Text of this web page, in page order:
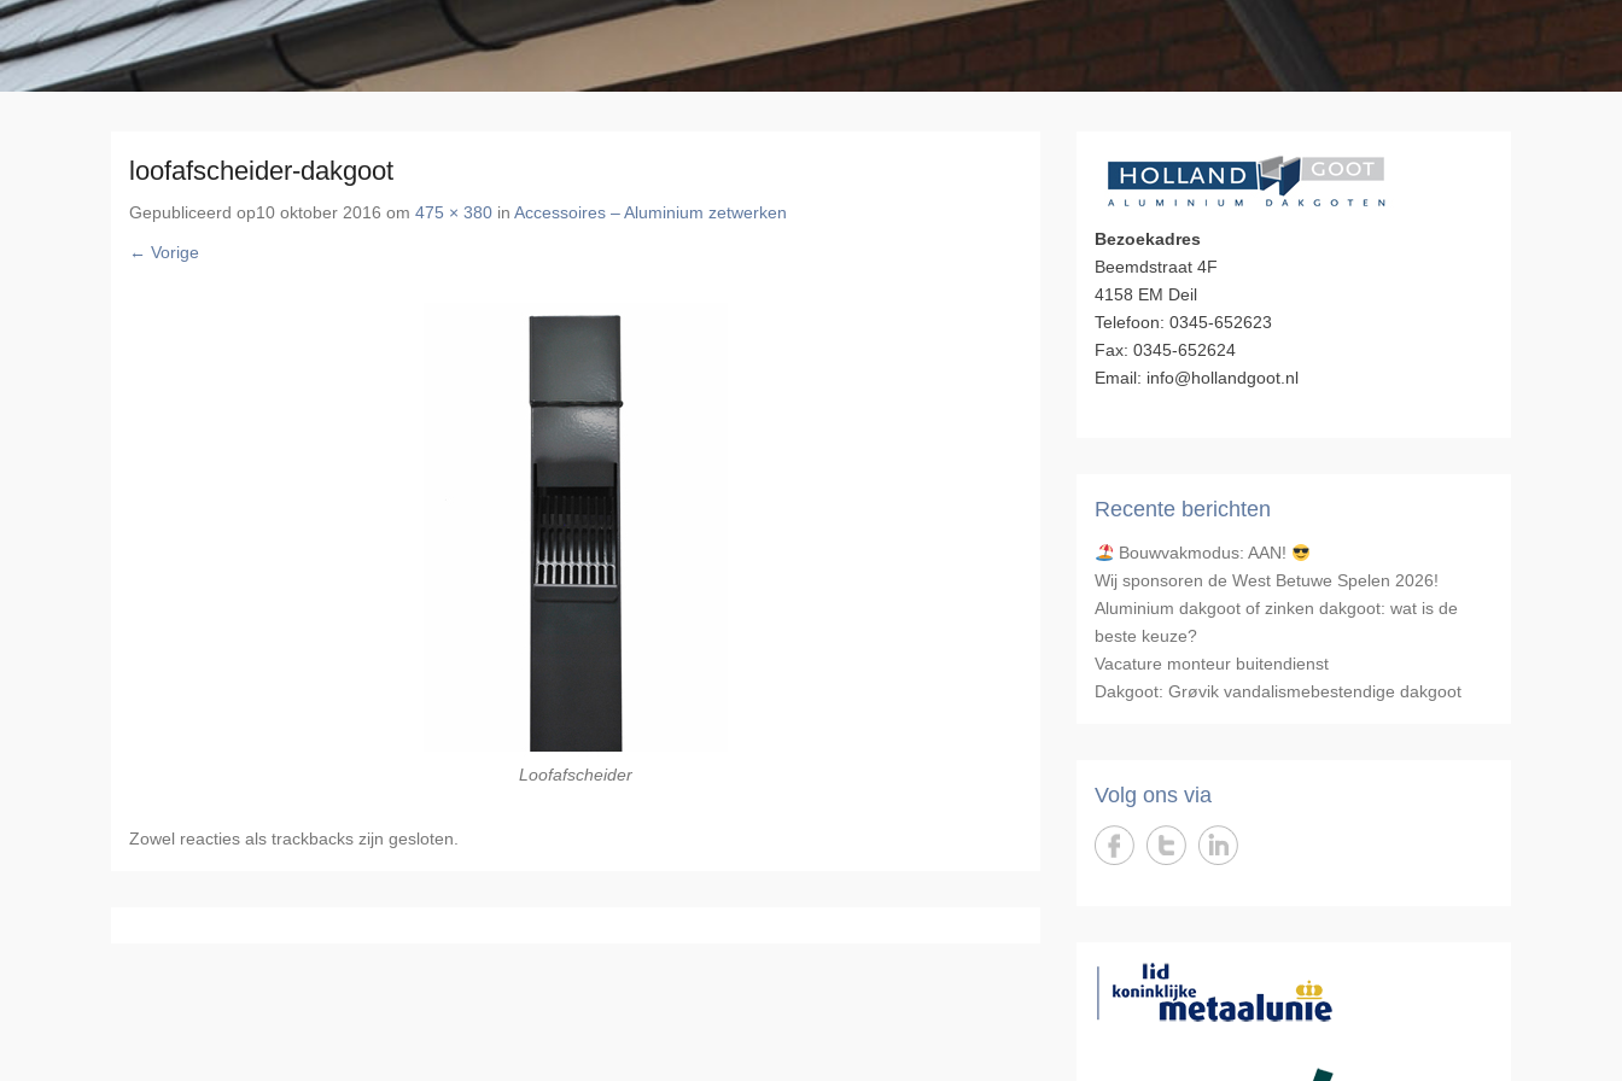
loofafscheider-dakgoot
Gepubliceerd op10 oktober 2016 om 475 × 380 in Accessoires – Aluminium zetwerken
← Vorige
Loofafscheider
Zowel reacties als trackbacks zijn gesloten.
Bezoekadres
Beemdstraat 4F
4158 EM Deil
Telefoon: 0345-652623
Fax: 0345-652624
Email: info@hollandgoot.nl
Recente berichten
Bouwvakmodus: AAN!
Wij sponsoren de West Betuwe Spelen 2026!
Aluminium dakgoot of zinken dakgoot: wat is de
beste keuze?
Vacature monteur buitendienst
Dakgoot: Grøvik vandalismebestendige dakgoot
Volg ons via